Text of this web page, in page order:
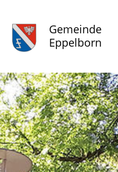
Gemeinde
Eppelborn